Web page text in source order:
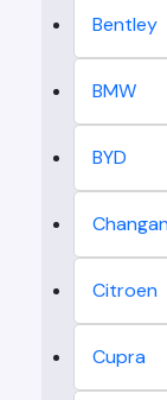
Bentley
BMW
BYD
Changan
Citroen
Cupra